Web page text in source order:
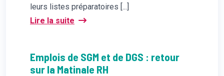
leurs listes préparatoires [...]
Lire la suite
Emplois de SGM et de DGS : retour
sur la Matinale RH